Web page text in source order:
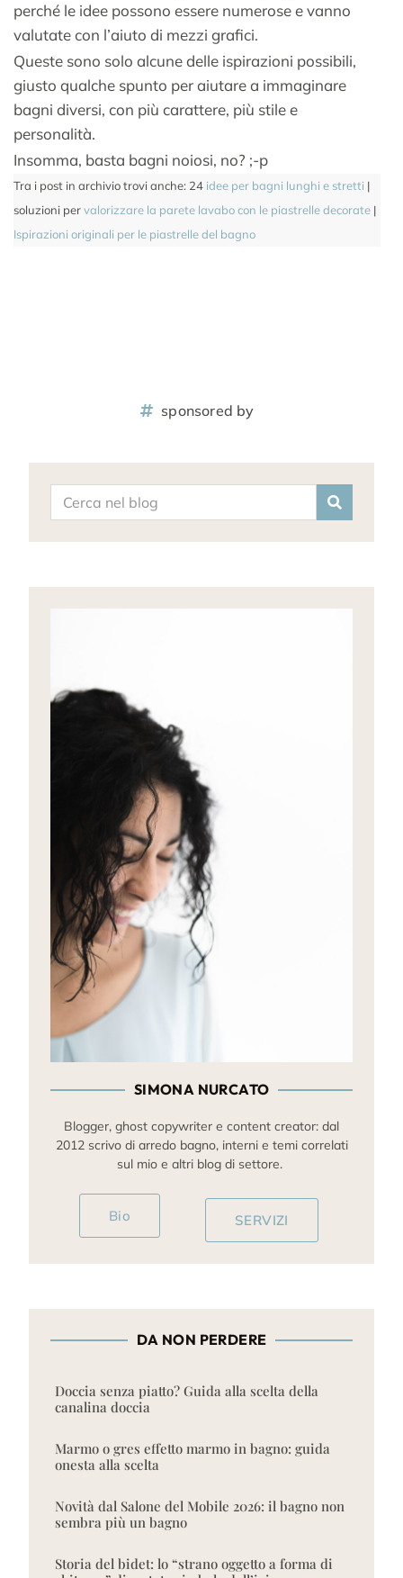
perché le idee possono essere numerose e vanno
valutate con l’aiuto di mezzi grafici.
Queste sono solo alcune delle ispirazioni possibili,
giusto qualche spunto per aiutare a immaginare
bagni diversi, con più carattere, più stile e
personalità.
Insomma, basta bagni noiosi, no? ;-p
Tra i post in archivio trovi anche: 24 idee per bagni lunghi e stretti |
soluzioni pervalorizzare la parete lavabo con le piastrelle decorate |
Ispirazioni originali per le piastrelle del bagno
sponsored by
SIMONA NURCATO
Blogger, ghost copywriter e content creator: dal
2012 scrivo di arredo bagno, interni e temi correlati
sul mio e altri blog di settore.
Bio SERVIZI
DA NON PERDERE
Doccia senza piatto? Guida alla scelta della
canalina doccia
Marmo o gres effetto marmo in bagno: guida
onesta alla scelta
Novità dal Salone del Mobile 2026: il bagno non
sembra più un bagno
Storia del bidet: lo “strano oggetto a forma di